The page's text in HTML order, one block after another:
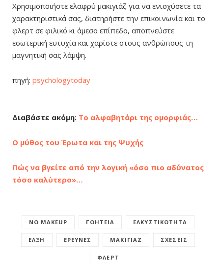
Χρησιμοποιήστε ελαφρύ μακιγιάζ για να ενισχύσετε τα
χαρακτηριστικά σας, διατηρήστε την επικοινωνία και το
φλερτ σε φιλικό κι άμεσο επίπεδο, αποπνεύστε
εσωτερική ευτυχία και χαρίστε στους ανθρώπους τη
μαγνητική σας λάμψη.
πηγή: psychologytoday
Διαβάστε ακόμη: Το αλφαβητάρι της ομορφιάς…
Ο μύθος του Έρωτα και της Ψυχής
Πώς να βγείτε από την λογική «όσο πιο αδύνατος
τόσο καλύτερο»…
NO MAKEUP ΓΟΗΤΕΊΑ ΕΛΚΥΣΤΙΚΌΤΗΤΑ
ΈΛΞΗ ΈΡΕΥΝΕΣ ΜΑΚΙΓΙΆΖ ΣΧΈΣΕΙΣ
ΦΛΕΡΤ